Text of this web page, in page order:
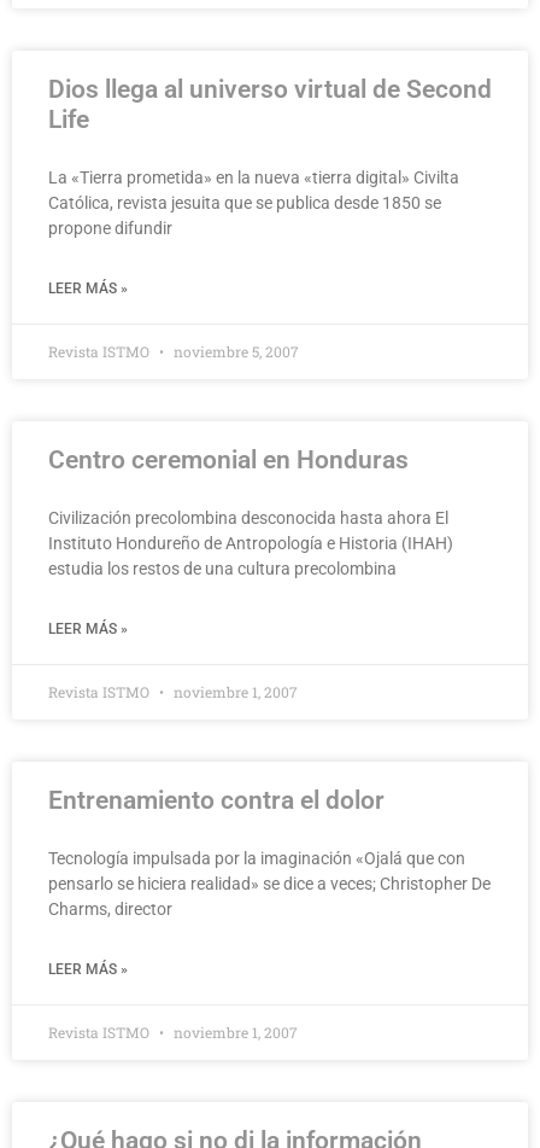
Dios llega al universo virtual de Second
Life
La «Tierra prometida» en la nueva «tierra digital» Civilta
Católica, revista jesuita que se publica desde 1850 se
propone difundir
LEER MÁS »
Revista ISTMO noviembre 5, 2007
Centro ceremonial en Honduras
Civilización precolombina desconocida hasta ahora El
Instituto Hondureño de Antropología e Historia (IHAH)
estudia los restos de una cultura precolombina
LEER MÁS »
Revista ISTMO noviembre 1, 2007
Entrenamiento contra el dolor
Tecnología impulsada por la imaginación «Ojalá que con
pensarlo se hiciera realidad» se dice a veces; Christopher De
Charms, director
LEER MÁS »
Revista ISTMO noviembre 1, 2007
¿Qué hago si no di la información